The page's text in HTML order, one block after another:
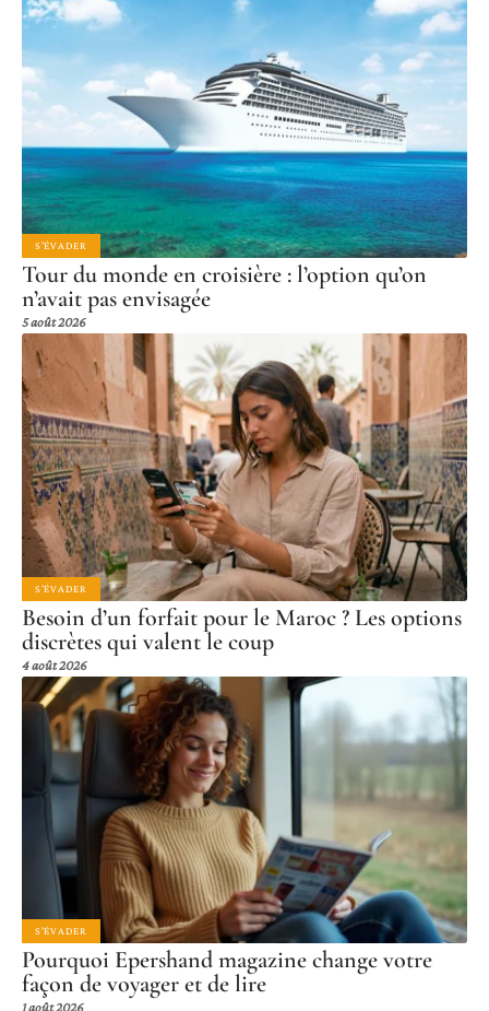
S'ÉVADER
Tour du monde en croisière : l’option qu’on
n’avait pas envisagée
5 août 2026
S'ÉVADER
Besoin d’un forfait pour le Maroc ? Les options
discrètes qui valent le coup
4 août 2026
S'ÉVADER
Pourquoi Epershand magazine change votre
façon de voyager et de lire
1 août 2026